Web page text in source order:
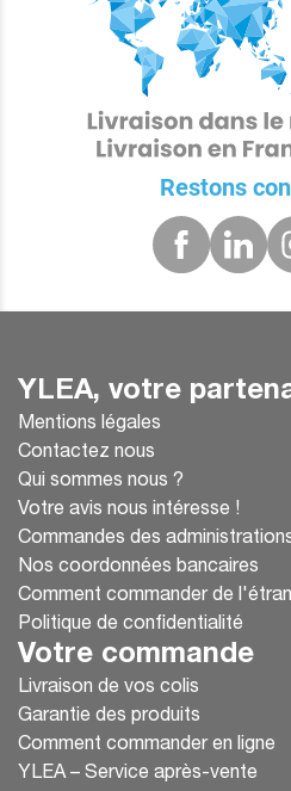
Restons
YLEA, votre
Mentions légales
Contactez nous
Qui sommes nous ?
Votre avis nous intéresse !
Commandes des
Nos coordonnées bancaires
Comment commander de
Politique de confidentialité
Votre commande
Livraison de vos colis
Garantie des produits
Comment commander en ligne
YLEA – Service après-vente